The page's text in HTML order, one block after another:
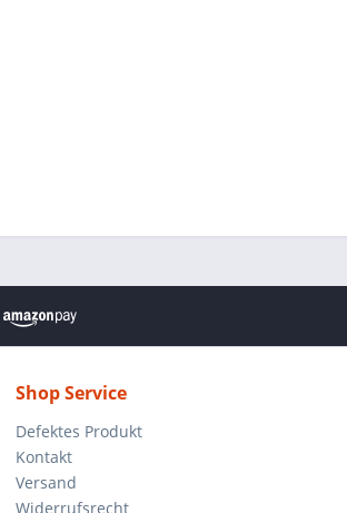
Shop Service
Defektes Produkt
Kontakt
Versand
Widerrufsrecht